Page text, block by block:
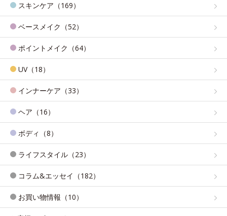
スキンケア（169）
ベースメイク（52）
ポイントメイク（64）
UV（18）
インナーケア（33）
ヘア（16）
ボディ（8）
ライフスタイル（23）
コラム&エッセイ（182）
お買い物情報（10）